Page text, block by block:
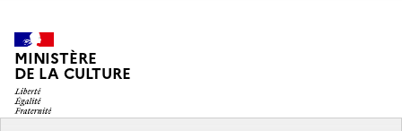
MINISTÈRE
DE LA CULTURE